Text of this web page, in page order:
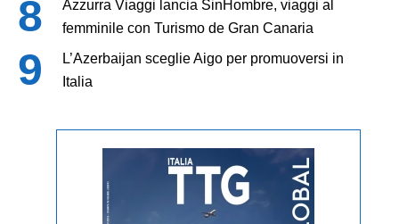
Azzurra Viaggi lancia SinHombre, viaggi al
femminile con Turismo de Gran Canaria
L’Azerbaijan sceglie Aigo per promuoversi in
Italia